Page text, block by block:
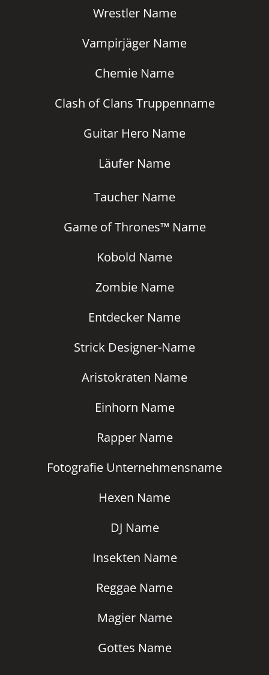
Wrestler Name
Vampirjäger Name
Chemie Name
Clash of Clans Truppenname
Guitar Hero Name
Läufer Name
Taucher Name
Game of Thrones™ Name
Kobold Name
Zombie Name
Entdecker Name
Strick Designer-Name
Aristokraten Name
Einhorn Name
Rapper Name
Fotografie Unternehmensname
Hexen Name
DJ Name
Insekten Name
Reggae Name
Magier Name
Gottes Name